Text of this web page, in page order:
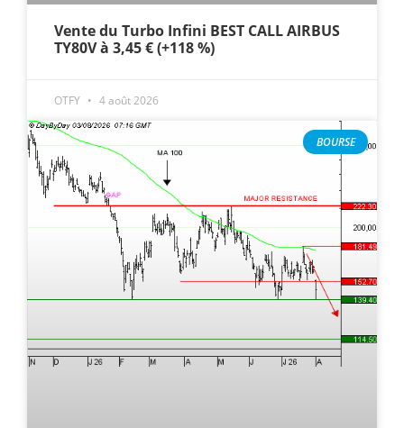
Vente du Turbo Infini BEST CALL AIRBUS
TY80V à 3,45 € (+118 %)
OTFY 4 août 2026
BOURSE